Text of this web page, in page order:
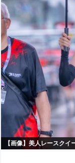
【画像】美人レースク